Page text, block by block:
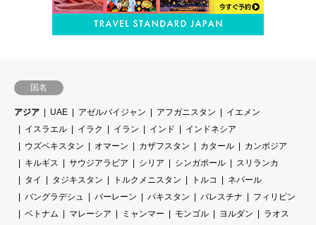
国名
アジア UAE アゼルバイジャン アフガニスタン
イエメン
イスラエル
イラク イラン インド
インドネシア
ウズベキスタン
オマーン カザフスタン カタール
カンボジア
キルギス
サウジアラビア シリア シンガポール
スリランカ
タイ
タジキスタン トルクメニスタン トルコ
ネパール
バングラデシュ
バーレーン パキスタン パレスチナ
フィリピン
ベトナム
マレーシア ミャンマー モンゴル ヨルダン
ラオス